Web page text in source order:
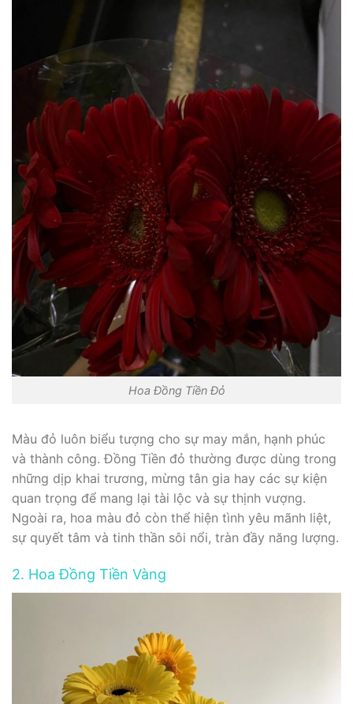
Hoa Đồng Tiền Đỏ
Màu đỏ luôn biểu tượng cho sự may mắn, hạnh phúc
và thành công. Đồng Tiền đỏ thường được dùng trong
những dịp khai trương, mừng tân gia hay các sự kiện
quan trọng để mang lại tài lộc và sự thịnh vượng.
Ngoài ra, hoa màu đỏ còn thể hiện tình yêu mãnh liệt,
sự quyết tâm và tinh thần sôi nổi, tràn đầy năng lượng.
2. Hoa Đồng Tiền Vàng